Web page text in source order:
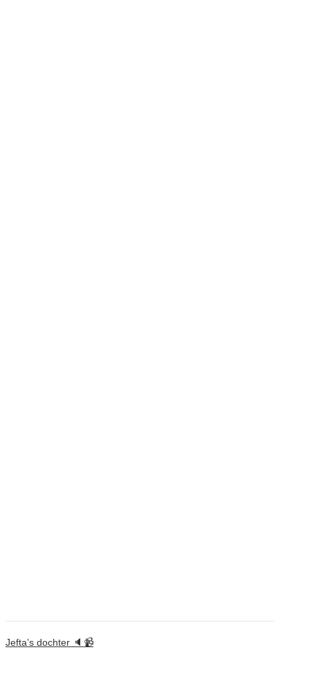
Jefta’s dochter 🔈📹